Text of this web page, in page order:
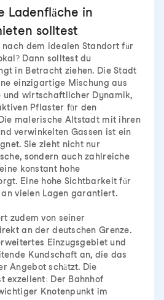
Ladenfläche in
solltest
nach dem idealen Standort für
Dann solltest du
in Betracht ziehen. Die Stadt
einzigartige Mischung aus
und wirtschaftlicher Dynamik,
Pflaster für den
malerische Altstadt mit ihren
verwinkelten Gassen ist ein
Sie zieht nicht nur
sondern auch zahlreiche
konstant hohe
Eine hohe Sichtbarkeit für
vielen Lagen garantiert.
zudem von seiner
an der deutschen Grenze.
Einzugsgebiet und
Kundschaft an, die das
Angebot schätzt. Die
exzellent: Der Bahnhof
Knotenpunkt im